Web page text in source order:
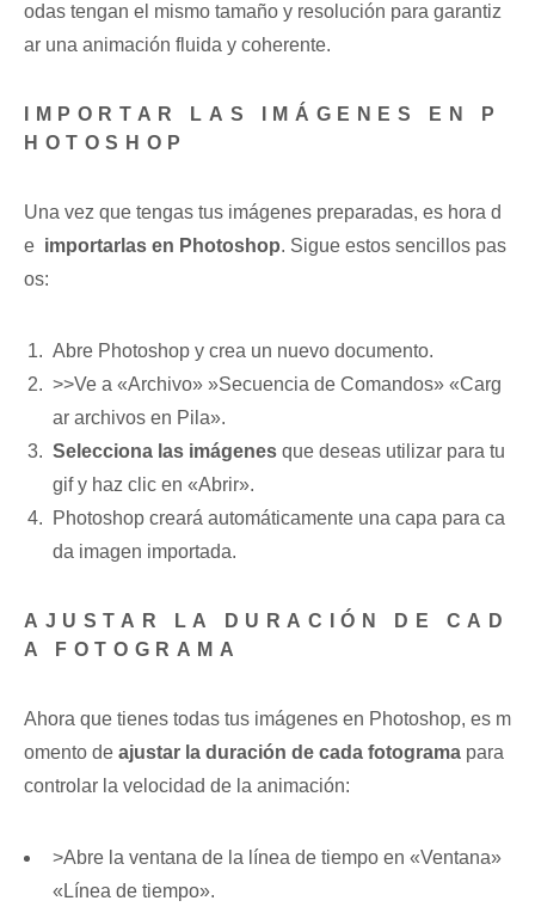
odas tengan el mismo tamaño y resolución para garantiz
ar una animación fluida y coherente.
IMPORTAR LAS‍ IMÁGENES EN P
HOTOSHOP
Una⁤ vez que tengas⁢ tus imágenes preparadas, es hora d
e ⁤ importarlas en Photoshop. Sigue ‌estos ‍sencillos pas
os:
Abre Photoshop y crea⁤ un nuevo documento.
>>Ve a «Archivo» ⁢»Secuencia de Comandos»‍ «Carg
ar archivos en ⁣Pila».
Selecciona las ‍imágenes que deseas utilizar para⁢ tu
gif y ‍haz clic en «Abrir».
Photoshop​ creará ‍automáticamente una capa‍ para ca
da imagen importada.
AJUSTAR LA ​DURACIÓN DE CAD
A FOTOGRAMA
Ahora que tienes todas tus imágenes en Photoshop, es m
omento de ajustar la ⁢duración de cada fotograma para
controlar ‍la velocidad ⁢de la animación:
>Abre la ventana de la línea de ⁤tiempo‌ en «Ventana»
«Línea de tiempo».